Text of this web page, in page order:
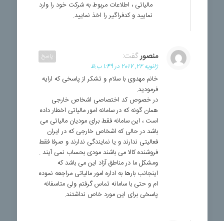
مالیاتی ، اطلاعات مربوط به شرکت خود را وارد
نمایید و کدفراگیر را اخذ نمایید.
منصورگفت:
ژانویه 22, 2017 در 1:49 ب.ظ
خانم مهدوی با سلام و تشکر از پاسخی که ارایه
فرمودید.
در خصوص کد اختصاصی اشخاص خارجی
همان گونه که در سامانه امور مالیاتی اخطار داده
است ، این سامانه فقط برای مودیان مالیاتی می
باشد در حالی که اشخاص خارجی که در ایران
فعالیتی ندارند و یا نمایندگی ندارند و صرفا فقط
فروشنده کالا می باشند مودی بحساب نمی آیند .
ومشکل ما در مناطق آزاد این می باشد که
اینجانب بارها به اداره امور مالیاتی مراجعه نموده
ام و حتی با سامانه تماس گرفتم ولی متاسفانه
پاسخی برای این مورد خاص نداشتند.
پاسخ